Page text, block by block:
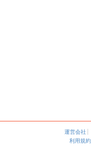
運営会社
利用規約